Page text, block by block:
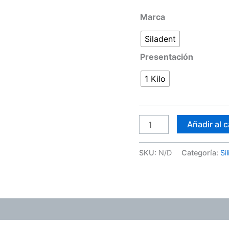
Marca
Siladent
Presentación
1 Kilo
Añadir al
SKU: N/D Categoría: